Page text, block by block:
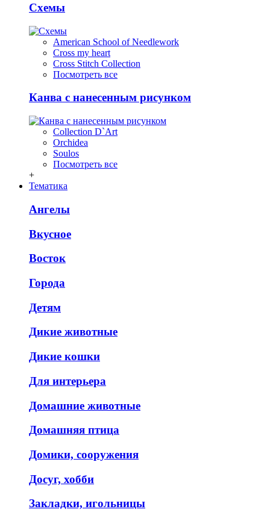
Схемы
American School of Needlework
Cross my heart
Cross Stitch Collection
Посмотреть все
Канва с нанесенным рисунком
Collection D`Art
Orchidea
Soulos
Посмотреть все
+
Тематика
Ангелы
Вкусное
Восток
Города
Детям
Дикие животные
Дикие кошки
Для интерьера
Домашние животные
Домашняя птица
Домики, сооружения
Досуг, хобби
Закладки, игольницы